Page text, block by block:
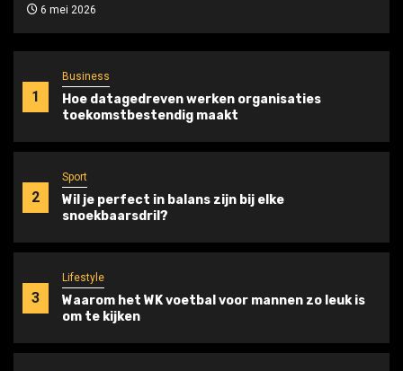
1
Business
Hoe datagedreven werken organisaties
toekomstbestendig maakt
2
Sport
Wil je perfect in balans zijn bij elke
snoekbaarsdril?
3
Lifestyle
Waarom het WK voetbal voor mannen zo leuk is
om te kijken